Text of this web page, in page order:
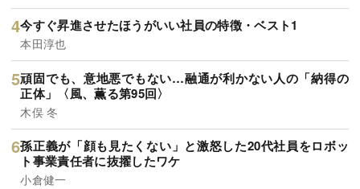
今すぐ昇進させたほうがいい社員の特徴・ベスト1
本田淳也
頑固でも、意地悪でもない…融通が利かない人の「納得の
正体」〈風、薫る第95回〉
木俣 冬
孫正義が「顔も見たくない」と激怒した20代社員をロボッ
ト事業責任者に抜擢したワケ
小倉健一